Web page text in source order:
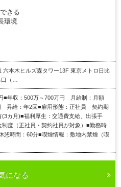
きる
環境
六本木ヒルズ森タワー13F 東京メトロ日比
（…
■年収：500万～700万円 月給制：月額
昇給：年2回■雇用形態：正社員 契約期
カ月)■福利厚生：交通費支給、出張手
制度（正社員・契約社員が対象）■勤務時
時間：60分■喫煙情報：敷地内禁煙（喫
になる